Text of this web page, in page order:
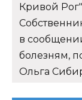
Кривой
в
болезням,
Ольга